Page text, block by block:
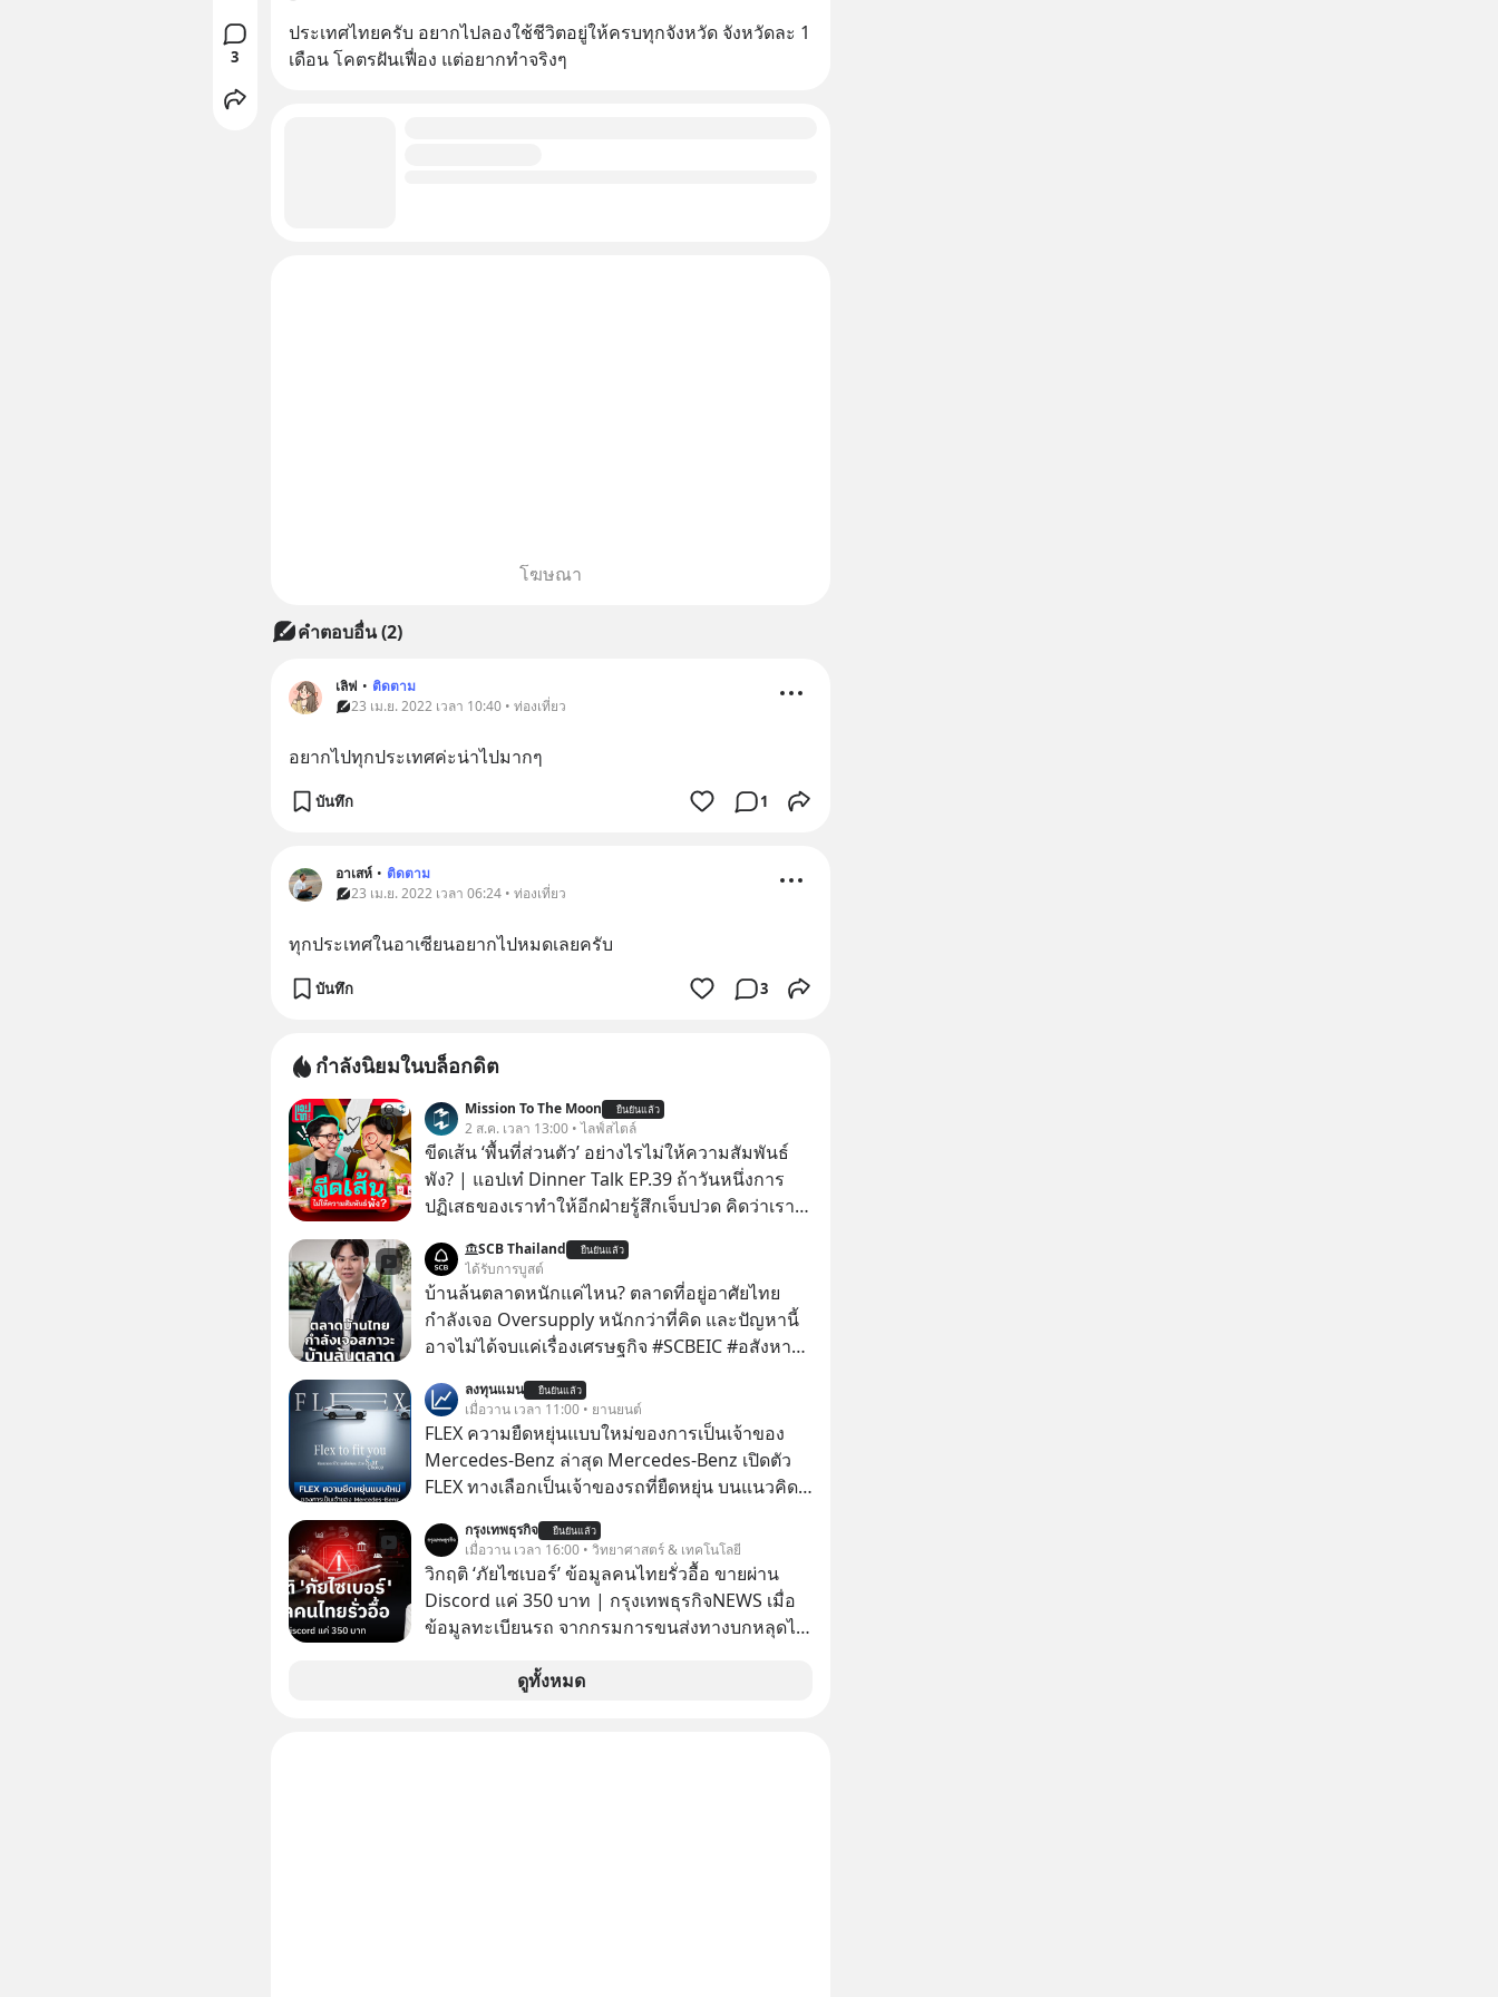
ประเทศไทยครับ อยากไปลองใช้ชีวิตอยู่ให้ครบทุกจังหวัด จังหวัดละ 1
เดือน โคตรฝันเฟื่อง แต่อยากทำจริงๆ
3
โฆษณา
คำตอบอื่น(2)
เลิฟ • ติดตาม
23 เม.ย. 2022 เวลา 10:40 • ท่องเที่ยว
อยากไปทุกประเทศค่ะน่าไปมากๆ
บันทึก 1
อาเสห์ • ติดตาม
23 เม.ย. 2022 เวลา 06:24 • ท่องเที่ยว
ทุกประเทศในอาเซียนอยากไปหมดเลยครับ
บันทึก 3
กำลังนิยมในบล็อกดิต
Mission To The Moon ยืนยันแล้ว
2 ส.ค. เวลา 13:00 • ไลฟ์สไตล์
ขีดเส้น ‘พื้นที่ส่วนตัว’ อย่างไรไม่ให้ความสัมพันธ์
พัง? | แอปเท๋ Dinner Talk EP.39 ถ้าวันหนึ่งการ
ปฏิเสธของเราทำให้อีกฝ่ายรู้สึกเจ็บปวด คิดว่าเรา
ไม่เคยปฏิเสธใครอย่างนี้มาก่อน แต่พอตั้งใจจะ
‘สร้างขอบเขต’ เพื่อตัวเองดูสักครั้ง กลับทำให้เกิด
รอยร้าวในความสัมพันธ์เสียอย่างนั้น โดยรายการ
แอปเท๋ Dinner Talk ในวันนี้โฮสต์ทั้ง 2 ท่าน แทป-
สวัสดิ์ จะพาทุกคนไปสำรวจวิธีสร้างขอบเขตเพื่อ
รักษาใจของตัวเองและรักษาความสัมพันธ์ของคน
รอบข้างไปพร้อมกัน #boundary
#selfdevelopment #แอปเท๋dinnertalk
#missiontothemoonpodcast
SCB Thailand ยืนยันแล้ว
ได้รับการบูสต์
บ้านล้นตลาดหนักแค่ไหน? ตลาดที่อยู่อาศัยไทย
กำลังเจอ Oversupply หนักกว่าที่คิด และปัญหานี้
อาจไม่ได้จบแค่เรื่องเศรษฐกิจ #SCBEIC #อสังหา
#SCBThailand สามารถดูคลิปที่ youtube ประกอบ
ได้ที่ link : https://youtube.com/shorts/-
xU9gYcfVJk?feature=share
ลงทุนแมน ยืนยันแล้ว
เมื่อวาน เวลา 11:00 • ยานยนต์
FLEX ความยืดหยุ่นแบบใหม่ของการเป็นเจ้าของ
Mercedes-Benz ล่าสุด Mercedes-Benz เปิดตัว
FLEX ทางเลือกเป็นเจ้าของรถที่ยืดหยุ่น บนแนวคิด
StarChoice” ตอบโจทย์ Lifestyle การเป็นเจ้าของ
รถที่ออกแบบการเงินได้เอง ครบสัญญาจะผ่อนต่อ
คืนรถ หรือซื้อขาดก็ได้ เช่น
กรุงเทพธุรกิจ ยืนยันแล้ว
เมื่อวาน เวลา 16:00 • วิทยาศาสตร์ & เทคโนโลยี
วิกฤติ ‘ภัยไซเบอร์’ ข้อมูลคนไทยรั่วอื้อ ขายผ่าน
Discord แค่ 350 บาท | กรุงเทพธุรกิจNEWS เมื่อ
ข้อมูลทะเบียนรถ จากกรมการขนส่งทางบกหลุดไป
350 บาท รัฐบาลทำยังไงต่อ?
ดูทั้งหมด